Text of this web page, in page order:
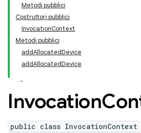
Metodi pubblici
Costruttori pubblici
InvocationContext
Metodi pubblici
addAllocatedDevice
addAllocatedDevice
Invocation
public class InvocationContext